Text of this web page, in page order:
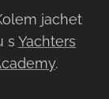
jachet
s Yachters
.